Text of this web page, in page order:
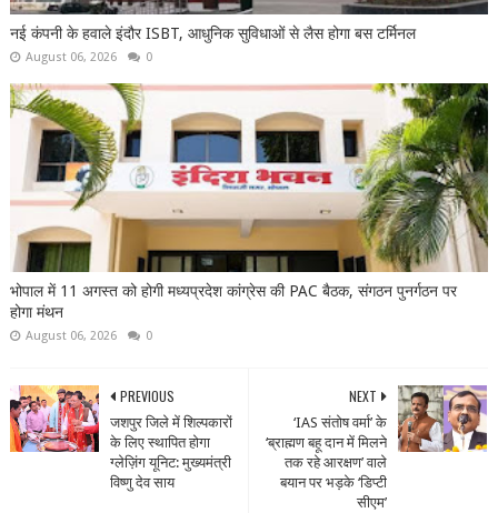
नई कंपनी के हवाले इंदौर ISBT, आधुनिक सुविधाओं से लैस होगा बस टर्मिनल
August 06, 2026 0
भोपाल में 11 अगस्त को होगी मध्यप्रदेश कांग्रेस की PAC बैठक, संगठन पुनर्गठन पर
होगा मंथन
August 06, 2026 0
NEXT
‘IAS संतोष वर्मा’ के
‘ब्राह्मण बहू दान में मिलने
तक रहे आरक्षण’ वाले
बयान पर भड़के ‘डिप्टी
सीएम’
PREVIOUS
जशपुर जिले में शिल्पकारों
के लिए स्थापित होगा
ग्लेज़िंग यूनिट: मुख्यमंत्री
विष्णु देव साय